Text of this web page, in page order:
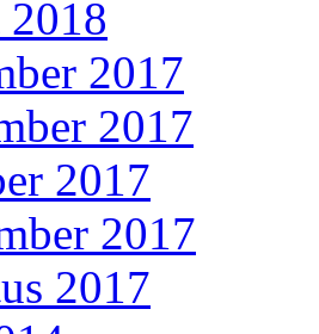
2017
2017
2017
2017
2017